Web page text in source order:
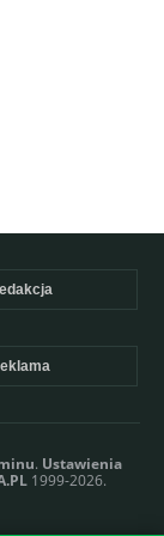
. Ustawienia
1999-2026.